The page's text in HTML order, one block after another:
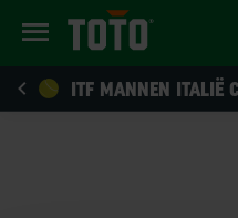
ITF MANNEN ITALIË